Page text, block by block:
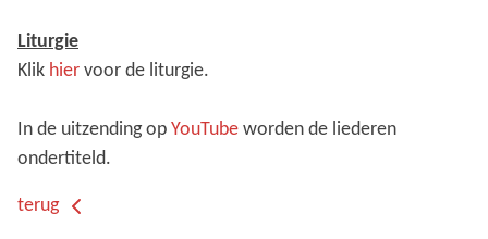
Liturgie
Klik hier voor de liturgie.
In de uitzending op YouTube worden de liederen
ondertiteld.
terug